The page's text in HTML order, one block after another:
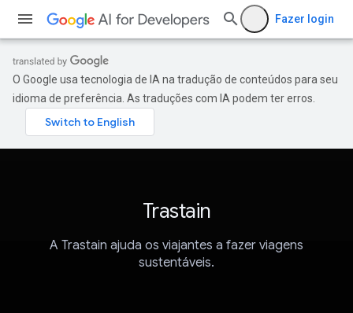
Fazer login
O Google usa tecnologia de IA na tradução de conteúdos para seu
idioma de preferência. As traduções com IA podem ter erros.
Trastain
A Trastain ajuda os viajantes a fazer viagens
sustentáveis.